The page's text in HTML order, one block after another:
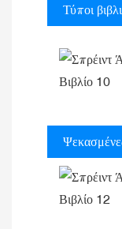
Τύποι